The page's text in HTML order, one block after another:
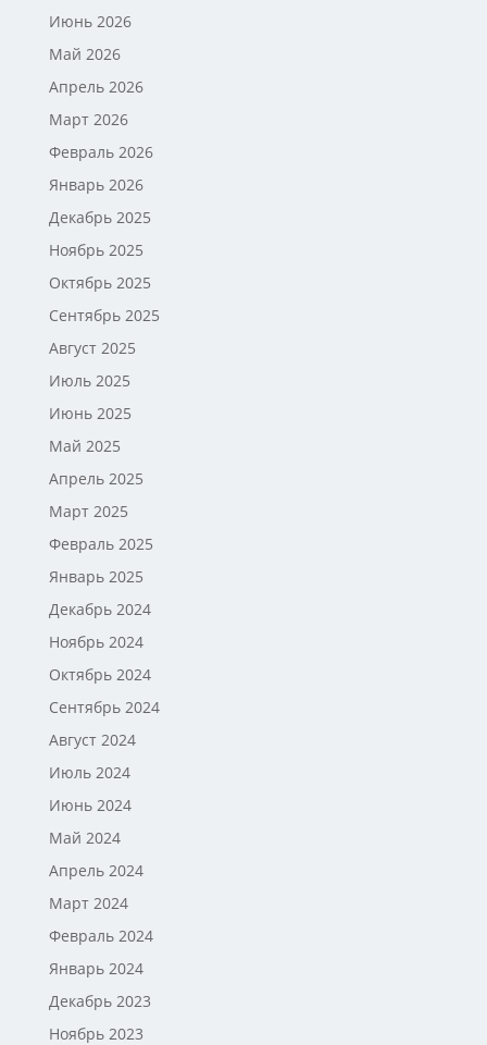
Июнь 2026
Май 2026
Апрель 2026
Март 2026
Февраль 2026
Январь 2026
Декабрь 2025
Ноябрь 2025
Октябрь 2025
Сентябрь 2025
Август 2025
Июль 2025
Июнь 2025
Май 2025
Апрель 2025
Март 2025
Февраль 2025
Январь 2025
Декабрь 2024
Ноябрь 2024
Октябрь 2024
Сентябрь 2024
Август 2024
Июль 2024
Июнь 2024
Май 2024
Апрель 2024
Март 2024
Февраль 2024
Январь 2024
Декабрь 2023
Ноябрь 2023